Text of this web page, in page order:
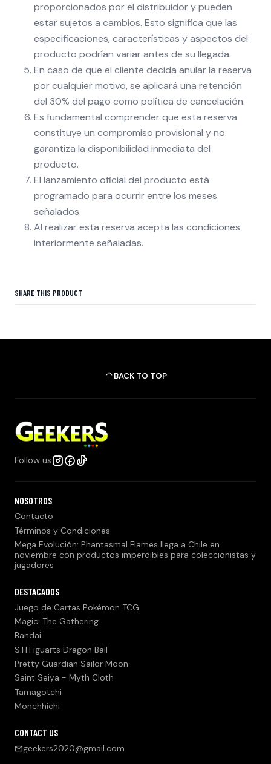
proporcionados por el distribuidor y pueden
estar sujetos a cambios. Esto significa que las
especificaciones, características y aspectos del
producto podrían variar antes de su llegada.
En caso de que el cliente decida anular la reserva
por cualquier motivo, se aplicará una retención
del 30% del pago como política de cancelación.
Es fundamental comprender que esta reserva
constituye un compromiso provisional y no
garantiza la disponibilidad inmediata del
producto.
El lanzamiento oficial del producto está
programado para ocurrir entre los meses
señalados.
Al realizar esta reserva acepta las condiciones
interiormente señaladas.
SHARE THIS PRODUCT
BACK TO TOP
Follow us
NOSOTROS
Contacto
Términos y Condiciones
Mega Evolución: Phantasmal Flames llega a Chile en
noviembre con productos imperdibles para coleccionistas y
jugadores
DESTACADOS
Juego de Cartas Pokémon TCG
Magic: The Gathering
Bandai
S.H.Figuarts Dragon Ball
Pretty Guardian Sailor Moon
Saint Seiya - Myth Cloth
Tamagotchi
Monchhichi
CONTACT US
geekers2020@gmail.com